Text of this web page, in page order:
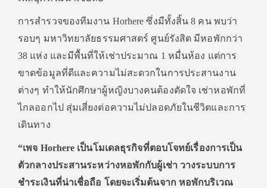
การสำรวจของทีมงาน Horhere ซึ่งมีทั้งสิ้น 8 คน พบว่า
รอบๆ มหาวิทยาลัยธรรมศาสตร์ ศูนย์รังสิต มีหอพักกว่า
38 แห่ง และมีพื้นที่ให้เช่าประมาณ 1 หมื่นห้อง แต่การ
ขาดข้อมูลที่ดีและความไม่สะดวกในการประสานงาน
ต่างๆ ทำให้นักศึกษาผู้หญิงบางคนต้องตัดใจ เช่าหอพักที่
ไกลออกไป สุ่มเสี่ยงต่อความไม่ปลอดภัยในชีวิตและการ
เดินทาง
“เพจ Horhere เป็นโมเดลธุรกิจที่ตอบโจทย์เรื่องการเป็น
ตัวกลางประสานระหว่างหอพักกับผู้เช่า วางระบบการ
ชำระเงินที่น่าเชื่อถือ โดยจะเริ่มต้นจาก หอพักบริเวณ